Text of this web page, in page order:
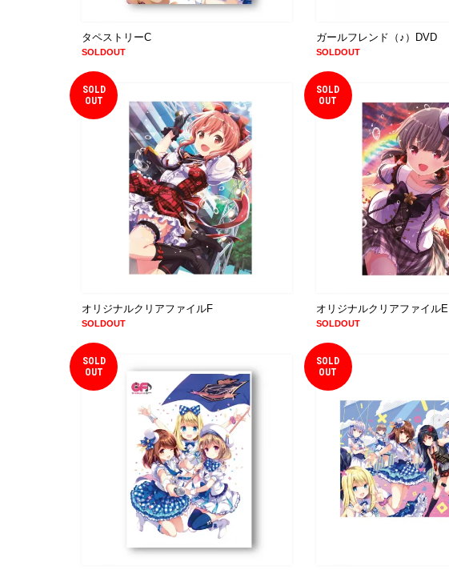
タペストリーC
SOLDOUT
ガールフレンド（♪）DVD
SOLDOUT
SOLD
OUT
オリジナルクリアファイルF
SOLDOUT
SOLD
OUT
オリジナルクリアファイルE
SOLDOUT
SOLD
OUT
SOLD
OUT